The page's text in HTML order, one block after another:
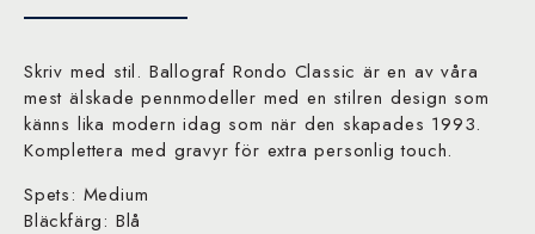
Skriv med stil. Ballograf Rondo Classic är en av våra
mest älskade pennmodeller med en stilren design som
känns lika modern idag som när den skapades 1993.
Komplettera med gravyr för extra personlig touch.
Spets: Medium
Bläckfärg: Blå